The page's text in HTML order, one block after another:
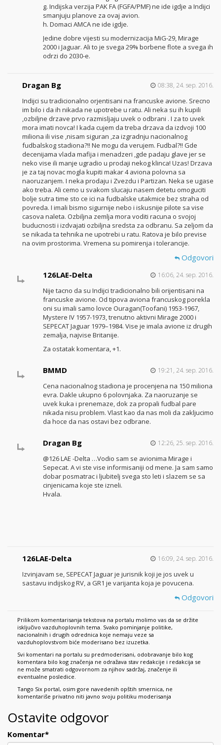
g. Indijska verzija PAK FA (FGFA/PMF) ne ide igdje a Indijci
smanjuju planove za ovaj avion.
h. Domaci AMCA ne ide igdje.
Jedine dobre vijesti su modernizacija MiG-29, Mirage
2000 i Jaguar. Ali to je svega 29% borbene flote a svega ih
odrzi do 2030-e.
Dragan Bg 08:38, 24. sep. 2016.
Indijci su tradicionalno orjentisani na francuske avione. Srecno
im bilo i da ih nikada ne upotrebe u ratu. Ali neka su ih kupili
,ozbiljne drzave prvo razmisljaju uvek o odbrani . I za to uvek
mora imati novca! I kada cujem da treba drzava da izdvoji 100
miliona ili vise ,nisam siguran ,za izgradnju nacionalnog
fudbalskog stadiona?!! Ne mogu da verujem. Fudbal?!! Gde
decenijama vlada mafija i menadzeri ,gde padaju glave jer se
neko vise ili manje ugradio u prodaji nekog klinca! Uzas! Drzava
je za taj novac mogla kupiti makar 4 aviona polovna sa
naoruzanjem. I neka prodaju i Zvezdu i Partizan. Neka se ugase
ako treba. Ali cemo u svakom slucaju nasem detetu omoguciti
bolje sutra time sto ce ici na fudbalske utakmice bez straha od
povreda. I imali bismo sigurnije nebo i iskusnije pilote sa vise
casova naleta. Ozbiljna zemlja mora voditi racuna o svojoj
buducnosti i izdvajati ozbiljna sredsta za odbranu. Sa zeljom da
se nikada ta tehnika ne upotrebi u ratu. Ratova je bilo previse
na ovim prostorima. Vremena su pomirenja i tolerancije.
Odgovori
126LAE-Delta
16:06, 24. sep. 2016.
Nije tacno da su Indijci tradicionalno bili orijentisani na
francuske avione. Od tipova aviona francuskog porekla
oni su imali samo lovce Ouragan(Toofani) 1953-1967,
Mystere IV 1957-1973, trenutno aktivni Mirage 2000 i
SEPECAT Jaguar 1979–1984. Vise je imala avione iz drugih
zemalja, najvise Britanije.
Za ostatak komentara, +1.
BMMD 19:21, 24. sep. 2016.
Cena nacionalnog stadiona je procenjena na 150 miliona
evra. Dakle ukupno 6 polovnjaka. Za naoruzanje se
uvek kuka i prenemaze, dok za propali fudbal pare
nikada nisu problem. Vlast kao da nas moli da zakljucimo
da hoce da nas ostavi bez odbrane.
Dragan Bg 12:26, 25. sep. 2016.
@126 LAE -Delta …Vodio sam se avionima Mirage i
Sepecat. A vi ste vise informisaniji od mene. Ja sam samo
dobar posmatrac i ljubitelj svega sto leti i slazem se sa
cinjenicama koje ste izneli.
Hvala.
126LAE-Delta 16:09, 24. sep. 2016.
Izvinjavam se, SEPECAT Jaguar je jurisnik koji je jos uvek u
sastavu indijskog RV, a GR1 je varijanta koja je povucena.
Odgovori
Prilikom komentarisanja tekstova na portalu molimo vas da se držite
isključivo vazduhoplovnih tema. Svako pominjanje politike,
nacionalnih i drugih odrednica koje nemaju veze sa
vazduhoplovstvom biće moderisano bez izuzetka.
Svi komentari na portalu su predmoderisani, odobravanje bilo kog
komentara bilo kog značenja ne odražava stav redakcije i redakcija se
ne može smatrati odgovornom za njihov sadržaj, značenje ili
eventualne posledice.
Tango Six portal, osim gore navedenih opštih smernica, ne
komentariše privatno niti javno svoju politiku moderisanja
Ostavite odgovor
Komentar*